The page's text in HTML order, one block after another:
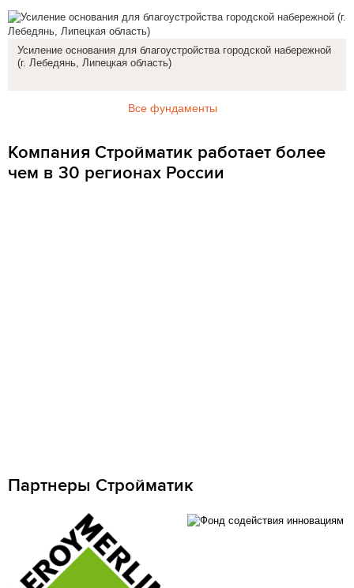
Усиление основания для благоустройства городской набережной
(г. Лебедянь, Липецкая область)
Все фундаменты
Компания Стройматик работает более
чем в 30 регионах России
Партнеры Стройматик